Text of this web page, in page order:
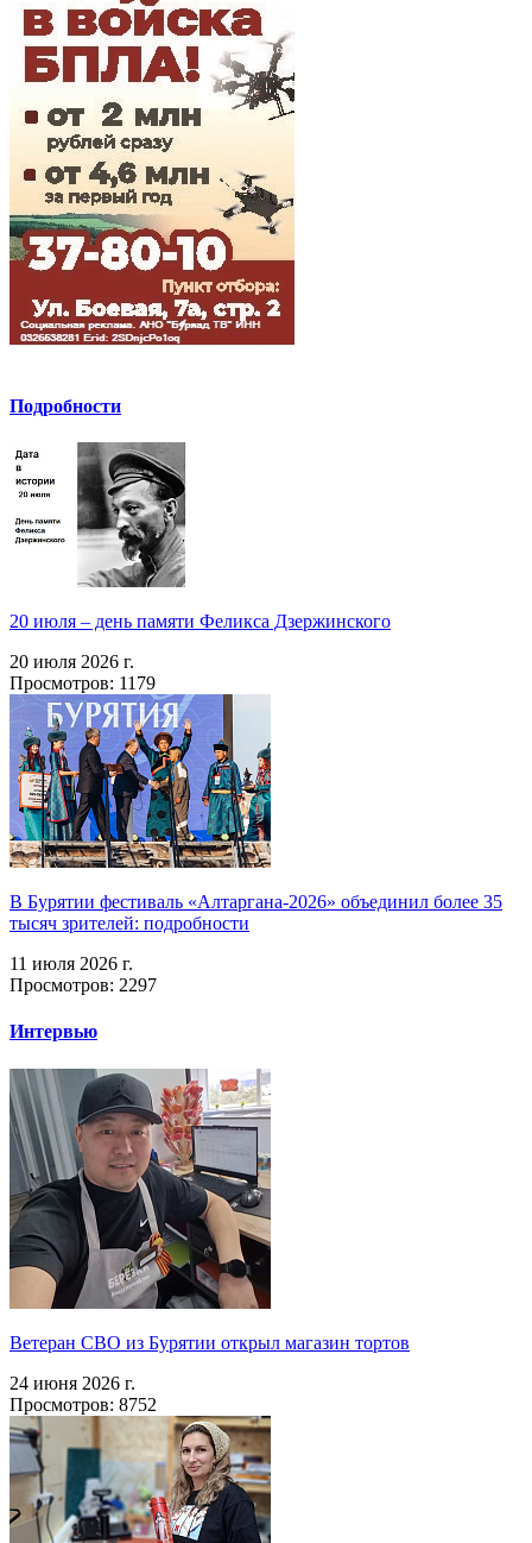
Подробности
20 июля – день памяти Феликса Дзержинского
20 июля 2026 г.
Просмотров: 1179
В Бурятии фестиваль «Алтаргана-2026» объединил более 35
тысяч зрителей: подробности
11 июля 2026 г.
Просмотров: 2297
Интервью
Ветеран СВО из Бурятии открыл магазин тортов
24 июня 2026 г.
Просмотров: 8752